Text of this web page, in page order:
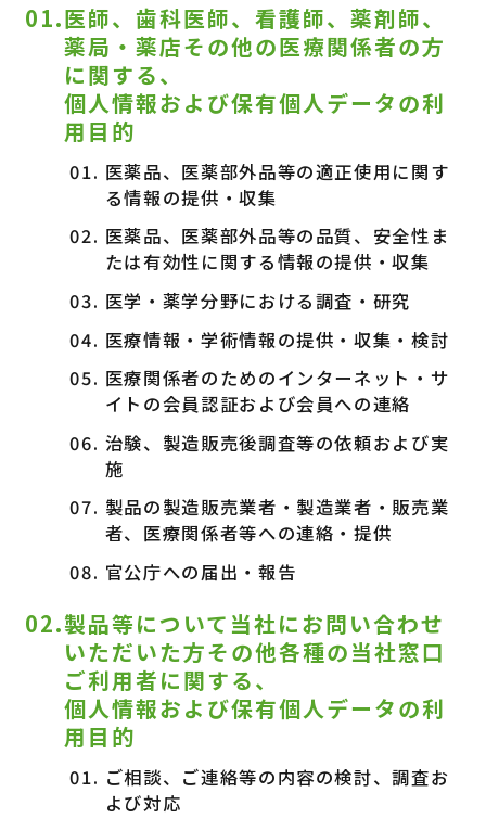
01.医師、歯科医師、看護師、薬剤師、
薬局・薬店その他の医療関係者の方
に関する、
個人情報および保有個人データの利
用目的
医薬品、医薬部外品等の適正使用に関す
る情報の提供・収集
医薬品、医薬部外品等の品質、安全性ま
たは有効性に関する情報の提供・収集
医学・薬学分野における調査・研究
医療情報・学術情報の提供・収集・検討
医療関係者のためのインターネット・サ
イトの会員認証および会員への連絡
治験、製造販売後調査等の依頼および実
施
製品の製造販売業者・製造業者・販売業
者、医療関係者等への連絡・提供
官公庁への届出・報告
02.製品等について当社にお問い合わせ
いただいた方その他各種の当社窓口
ご利用者に関する、
個人情報および保有個人データの利
用目的
ご相談、ご連絡等の内容の検討、調査お
よび対応